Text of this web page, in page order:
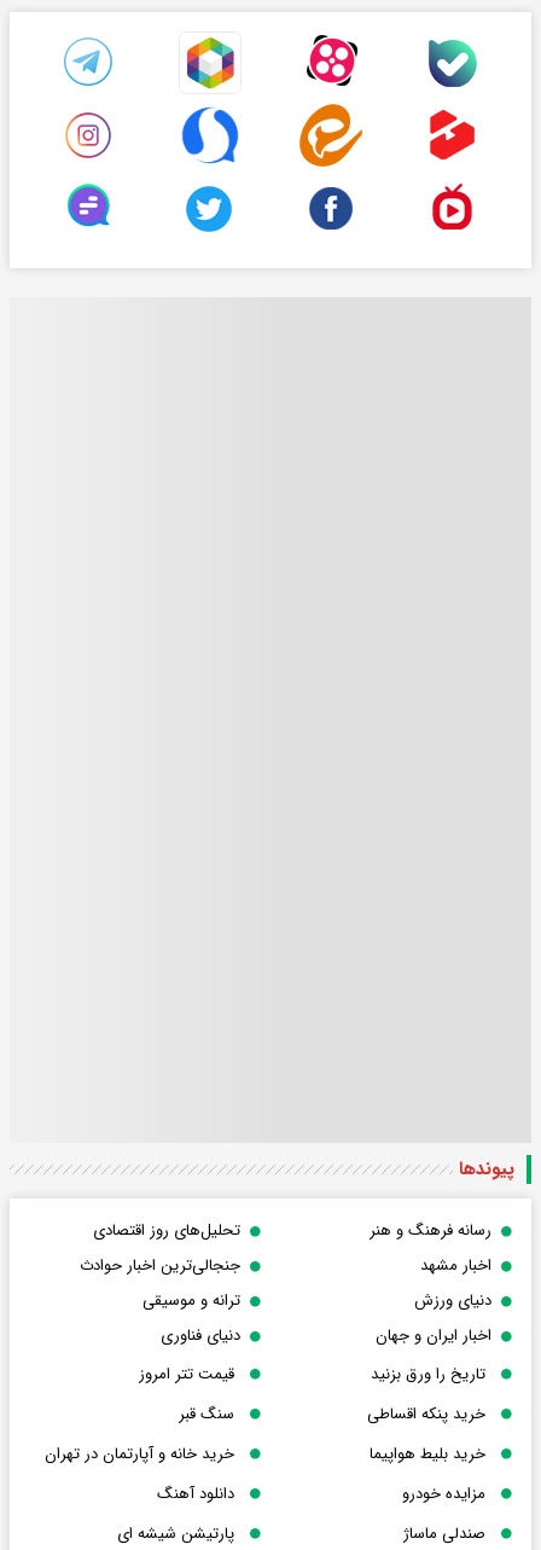
پیوندها
رسانه فرهنگ و هنر
تحلیل‌های روز اقتصادی
اخبار مشهد
جنجالی‌ترین اخبار حوادث
دنیای ورزش
ترانه و موسیقی
اخبار ایران و جهان
دنیای فناوری
تاریخ را ورق بزنید
قیمت تتر امروز
خرید پنکه اقساطی
سنگ قبر
خرید بلیط هواپیما
خرید خانه و آپارتمان در تهران
مزایده خودرو
دانلود آهنگ
صندلی ماساژ
پارتیشن شیشه ای